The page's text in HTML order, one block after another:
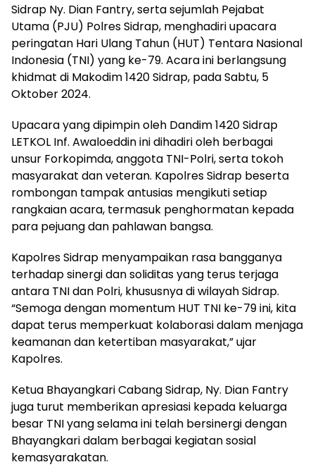
Sidrap Ny. Dian Fantry, serta sejumlah Pejabat
Utama (PJU) Polres Sidrap, menghadiri upacara
peringatan Hari Ulang Tahun (HUT) Tentara Nasional
Indonesia (TNI) yang ke-79. Acara ini berlangsung
khidmat di Makodim 1420 Sidrap, pada Sabtu, 5
Oktober 2024.
Upacara yang dipimpin oleh Dandim 1420 Sidrap
LETKOL Inf. Awaloeddin ini dihadiri oleh berbagai
unsur Forkopimda, anggota TNI-Polri, serta tokoh
masyarakat dan veteran. Kapolres Sidrap beserta
rombongan tampak antusias mengikuti setiap
rangkaian acara, termasuk penghormatan kepada
para pejuang dan pahlawan bangsa.
Kapolres Sidrap menyampaikan rasa bangganya
terhadap sinergi dan soliditas yang terus terjaga
antara TNI dan Polri, khususnya di wilayah Sidrap.
“Semoga dengan momentum HUT TNI ke-79 ini, kita
dapat terus memperkuat kolaborasi dalam menjaga
keamanan dan ketertiban masyarakat,” ujar
Kapolres.
Ketua Bhayangkari Cabang Sidrap, Ny. Dian Fantry
juga turut memberikan apresiasi kepada keluarga
besar TNI yang selama ini telah bersinergi dengan
Bhayangkari dalam berbagai kegiatan sosial
kemasyarakatan.